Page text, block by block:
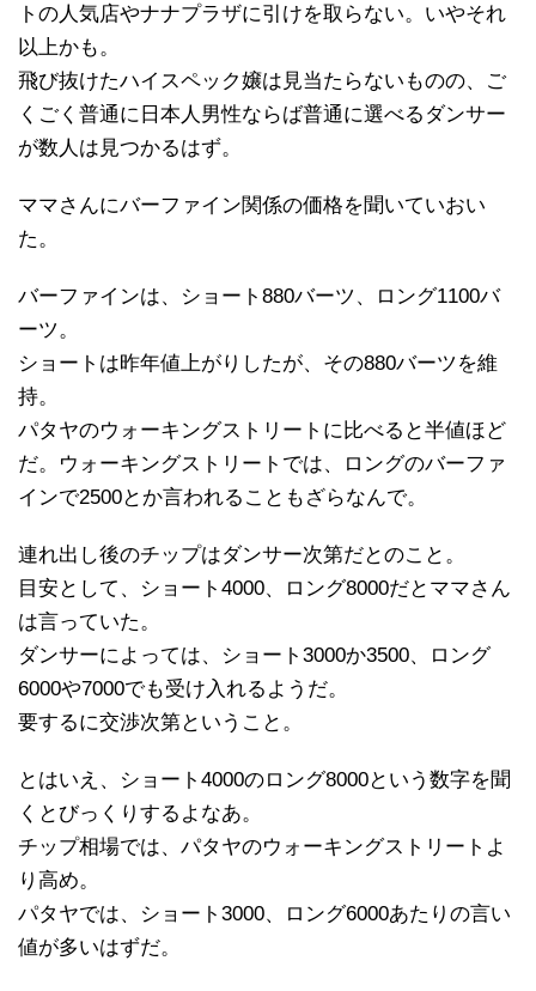
トの人気店やナナプラザに引けを取らない。いやそれ
以上かも。
飛び抜けたハイスペック嬢は見当たらないものの、ご
くごく普通に日本人男性ならば普通に選べるダンサー
が数人は見つかるはず。
ママさんにバーファイン関係の価格を聞いていおい
た。
バーファインは、ショート880バーツ、ロング1100バ
ーツ。
ショートは昨年値上がりしたが、その880バーツを維
持。
パタヤのウォーキングストリートに比べると半値ほど
だ。ウォーキングストリートでは、ロングのバーファ
インで2500とか言われることもざらなんで。
連れ出し後のチップはダンサー次第だとのこと。
目安として、ショート4000、ロング8000だとママさん
は言っていた。
ダンサーによっては、ショート3000か3500、ロング
6000や7000でも受け入れるようだ。
要するに交渉次第ということ。
とはいえ、ショート4000のロング8000という数字を聞
くとびっくりするよなあ。
チップ相場では、パタヤのウォーキングストリートよ
り高め。
パタヤでは、ショート3000、ロング6000あたりの言い
値が多いはずだ。